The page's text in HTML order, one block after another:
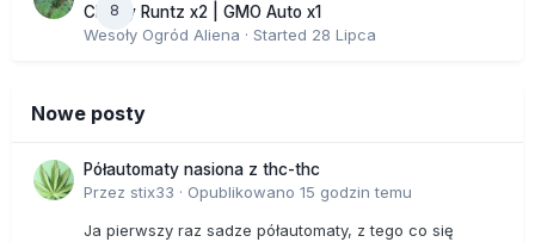
8
Cherry Runtz x2 | GMO Auto x1
Wesoły Ogród Aliena · Started 28 Lipca
Nowe posty
Półautomaty nasiona z thc-thc
Przez stix33 · Opublikowano 15 godzin temu
Ja pierwszy raz sadze półautomaty, z tego co się